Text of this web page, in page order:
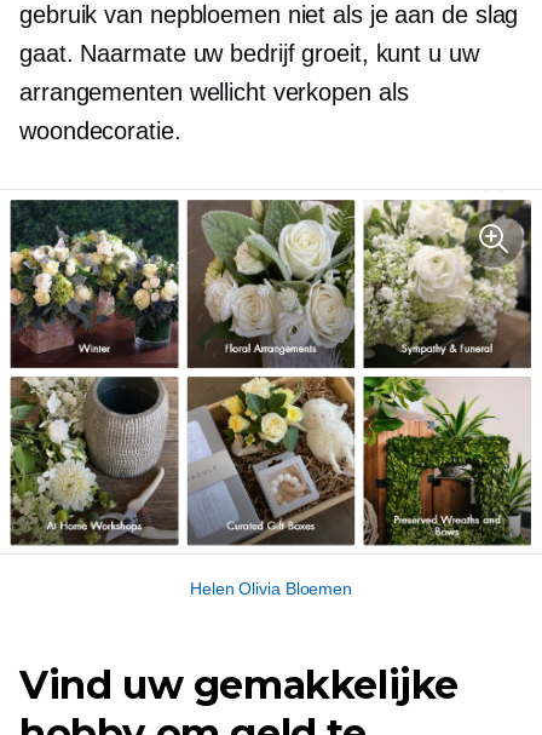
gebruik van nepbloemen niet als je aan de slag
gaat. Naarmate uw bedrijf groeit, kunt u uw
arrangementen wellicht verkopen als
woondecoratie.
Helen Olivia Bloemen
Vind uw gemakkelijke